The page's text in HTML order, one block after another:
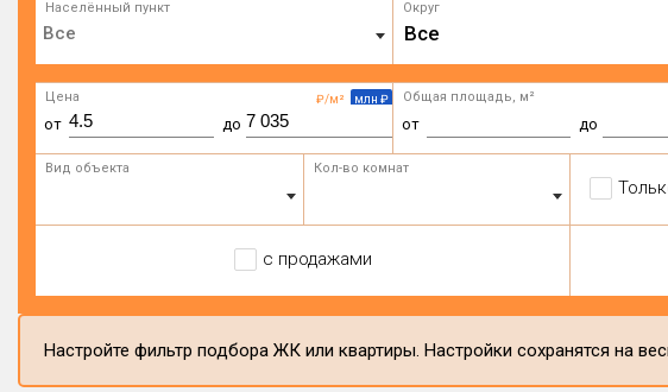
Населённый пункт Округ
Все
₽/м² млн ₽
Цена
от до
Общая площадь, м²
от до
Вид объекта Кол-во комнат
с продажами
Настройте фильтр подбора ЖК или квартиры. Настройки сохранятся на